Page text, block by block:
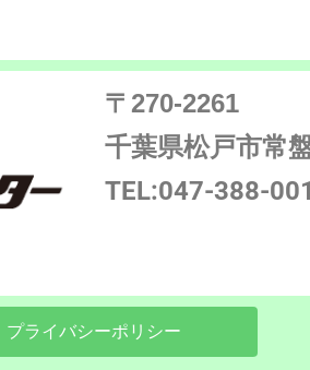
〒270-2261
千葉県松戸市常
TEL:047-388-
プライバシーポリシー